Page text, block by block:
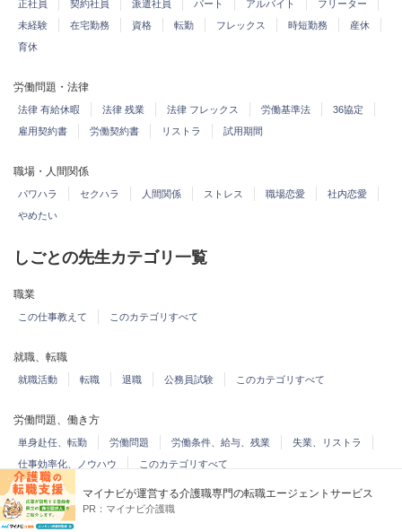
正社員 契約社員 派遣社員 パート アルバイト
フリーター
未経験
在宅勤務 資格 転勤 フレックス 時短勤務
産休
育休
労働問題・法律
法律 有給休暇 法律 残業 法律 フレックス 労働基準法
36協定
雇用契約書
労働契約書 リストラ 試用期間
職場・人間関係
パワハラ セクハラ 人間関係 ストレス 職場恋愛
社内恋愛
やめたい
しごとの先生カテゴリ一覧
職業
この仕事教えて このカテゴリすべて
就職、転職
就職活動 転職 退職 公務員試験 このカテゴリすべて
労働問題、働き方
単身赴任、転勤 労働問題 労働条件、給与、残業
失業、リストラ
仕事効率化、ノウハウ
このカテゴリすべて
派遣、アルバイト、パート
アルバイト、フリーター
マイナビが運営する介護職専門の転職エージェントサービス
PR： マイナビ介護職